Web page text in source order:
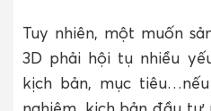
Tuy nhiên, một muốn
3D phải hội tụ nhiều
kịch bản, mục